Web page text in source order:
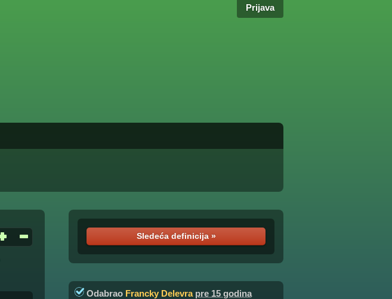
Prijava
Sledeća definicija »
Odabrao Francky Delevra pre 15 godina